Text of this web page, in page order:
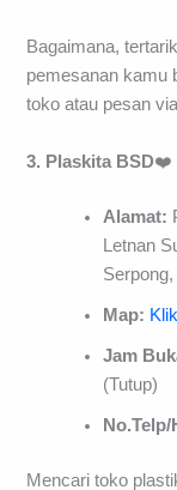
Bagaimana,
pemesanan kamu
toko atau pesan
3. Plaskita BSD❤️
Alamat:
Letnan
Map:
Jam
(Tutup)
No.Telp/
Mencari toko